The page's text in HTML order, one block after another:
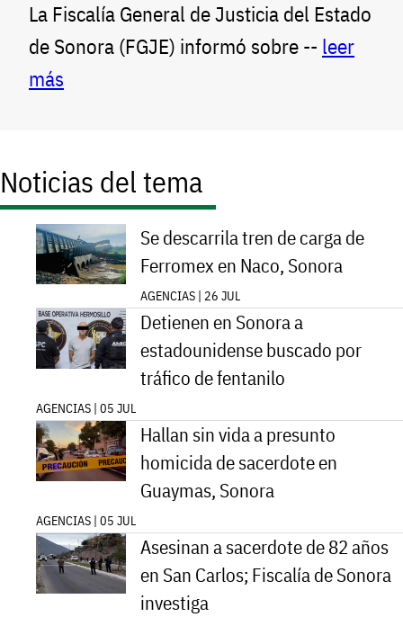
La Fiscalía General de Justicia del Estado
de Sonora (FGJE) informó sobre -- leer
más
Noticias del tema
Se descarrila tren de carga de
Ferromex en Naco, Sonora
AGENCIAS | 26 JUL
Detienen en Sonora a
estadounidense buscado por
tráfico de fentanilo
AGENCIAS | 05 JUL
Hallan sin vida a presunto
homicida de sacerdote en
Guaymas, Sonora
AGENCIAS | 05 JUL
Asesinan a sacerdote de 82 años
en San Carlos; Fiscalía de Sonora
investiga